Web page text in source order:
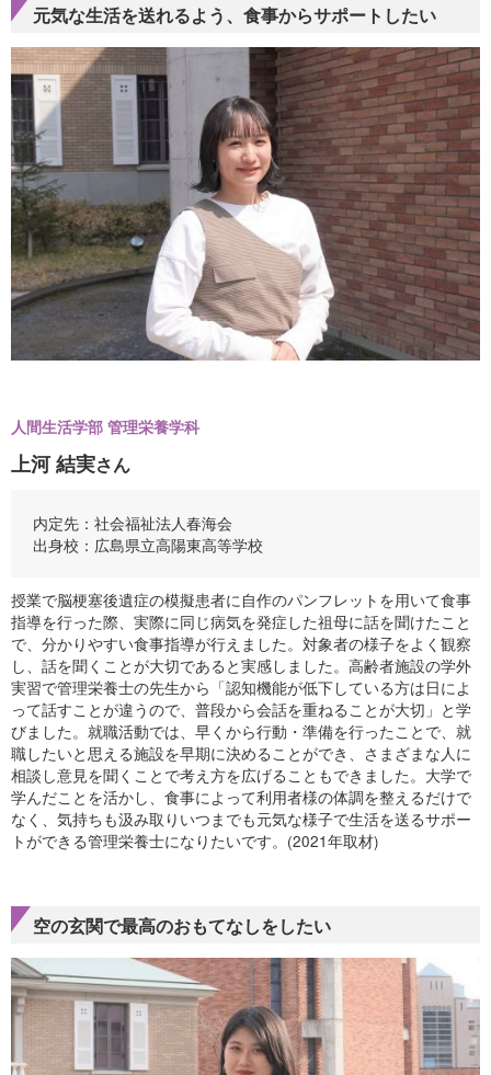
元気な生活を送れるよう、食事からサポートしたい
人間生活学部 管理栄養学科
上河 結実さん
内定先：社会福祉法人春海会
出身校：広島県立高陽東高等学校
授業で脳梗塞後遺症の模擬患者に自作のパンフレットを用いて食事
指導を行った際、実際に同じ病気を発症した祖母に話を聞けたこと
で、分かりやすい食事指導が行えました。対象者の様子をよく観察
し、話を聞くことが大切であると実感しました。高齢者施設の学外
実習で管理栄養士の先生から「認知機能が低下している方は日によ
って話すことが違うので、普段から会話を重ねることが大切」と学
びました。就職活動では、早くから行動・準備を行ったことで、就
職したいと思える施設を早期に決めることができ、さまざまな人に
相談し意見を聞くことで考え方を広げることもできました。大学で
学んだことを活かし、食事によって利用者様の体調を整えるだけで
なく、気持ちも汲み取りいつまでも元気な様子で生活を送るサポー
トができる管理栄養士になりたいです。(2021年取材)
空の玄関で最高のおもてなしをしたい